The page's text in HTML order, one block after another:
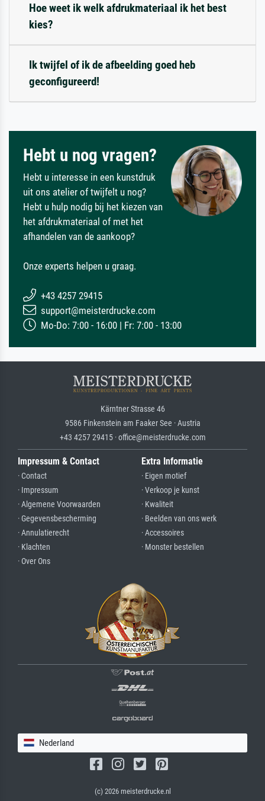
Hoe weet ik welk afdrukmateriaal ik het best
kies?
Ik twijfel of ik de afbeelding goed heb
geconfigureerd!
Hebt u nog vragen?
Hebt u interesse in een kunstdruk
uit ons atelier of twijfelt u nog?
Hebt u hulp nodig bij het kiezen van
het afdrukmateriaal of met het
afhandelen van de aankoop?
Onze experts helpen u graag.
+43 4257 29415
support@meisterdrucke.com
Mo-Do: 7:00 - 16:00 | Fr: 7:00 - 13:00
Kärntner Strasse 46
9586 Finkenstein am Faaker See · Austria
+43 4257 29415 · office@meisterdrucke.com
Impressum & Contact
· Contact
· Impressum
· Algemene Voorwaarden
· Gegevensbescherming
· Annulatierecht
· Klachten
· Over Ons
Extra Informatie
· Eigen motief
· Verkoop je kunst
· Kwaliteit
· Beelden van ons werk
· Accessoires
· Monster bestellen
Nederland
(c) 2026 meisterdrucke.nl